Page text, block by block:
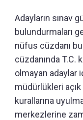
Adayların sınav
bulundurmaları
nüfus cüzdanı
cüzdanında T.C.
olmayan adaylar
müdürlükleri
kurallarına
merkezlerine